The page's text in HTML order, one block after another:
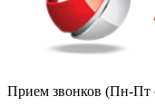
Прием звонков (Пн-Пт